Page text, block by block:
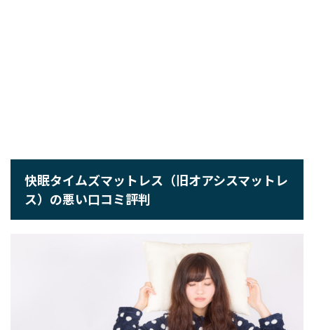
快眠タイムズマットレス（旧オアシスマットレ
ス）の悪い口コミ評判